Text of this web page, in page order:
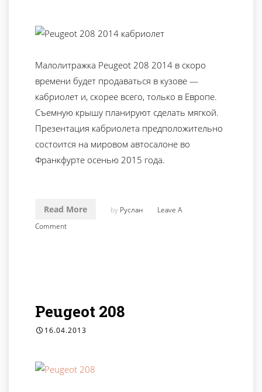
Малолитражка Peugeot 208 2014 в скоро
времени будет продаваться в кузове —
кабриолет и, скорее всего, только в Европе.
Съемную крышу планируют сделать мягкой.
Презентация кабриолета предположительно
состоится на мировом автосалоне во
Франкфурте осенью 2015 года.
Read More by Руслан
Leave A
Comment
Peugeot 208
16.04.2013